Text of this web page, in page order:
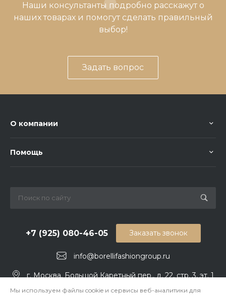
Наши консультанты подробно расскажут о
наших товарах и помогут сделать правильный
выбор!
Задать вопрос
О компании
Помощь
+7 (925) 080-46-05
info@borellifashiongroup.ru
Заказать звонок
г. Москва, Большой Каретный пер., д. 22, стр. 3, эт. 1
Мы используем файлы cookie и сервисы веб-аналитики для